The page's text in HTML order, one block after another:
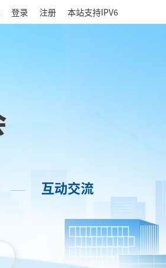
登录 注册 本站支持IPV6
—— 互动交流